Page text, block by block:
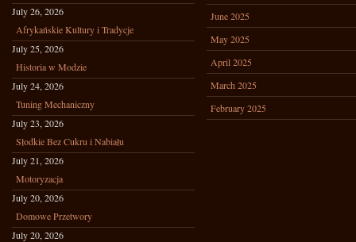
July 26, 2026
Afrykańskie Kultury i Tradycje
July 25, 2026
Historia w Modzie
July 24, 2026
Tuning Mechaniczny
July 23, 2026
Słodkie Bez Cukru i Nabiału
July 21, 2026
Motoryzacja
July 20, 2026
Domowe Przetwory
July 20, 2026
June 2025
May 2025
April 2025
March 2025
February 2025